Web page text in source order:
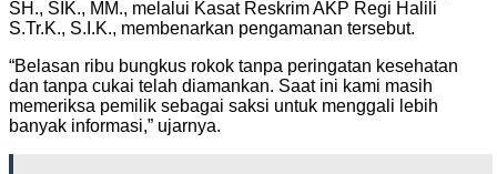
SH., SIK., MM., melalui Kasat Reskrim AKP Regi Halili
S.Tr.K., S.I.K., membenarkan pengamanan tersebut.
“Belasan ribu bungkus rokok tanpa peringatan kesehatan
dan tanpa cukai telah diamankan. Saat ini kami masih
memeriksa pemilik sebagai saksi untuk menggali lebih
banyak informasi,” ujarnya.